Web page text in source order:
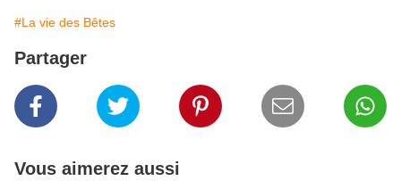
#La vie des Bêtes
Partager
Vous aimerez aussi